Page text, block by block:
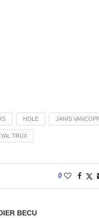
HOLE JANIS
TRUX
0
BECU